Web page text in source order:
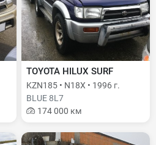
TOYOTA HILUX SURF
KZN185 • N18X • 1996 г.
BLUE 8L7
174 000 км